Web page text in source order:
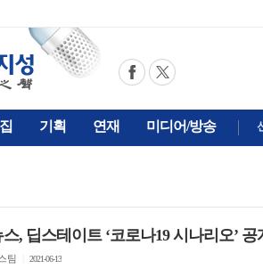
기획 연재 미디어/방송
, 딥스테이트 ‘코로나19 시나리오’ 공
팀 2021-06-13